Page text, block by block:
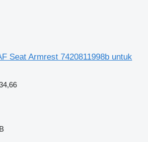
Seat Armrest 7420811998b untuk